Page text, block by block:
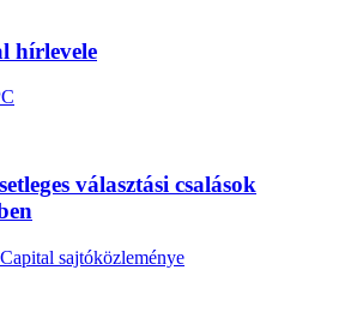
hírlevele
választási csalások
sajtóközleménye